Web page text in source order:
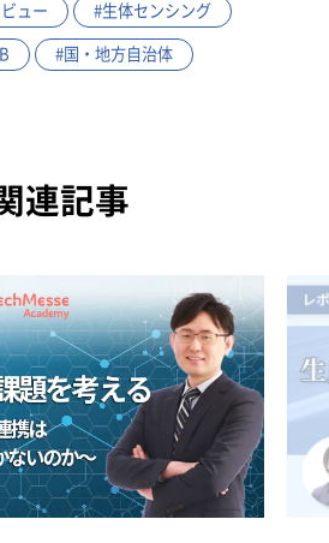
ュー #生体センシング
#国・地方自治体
連記事